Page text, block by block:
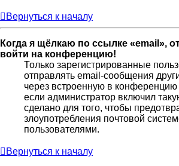
Вернуться к началу
Когда я щёлкаю по ссылке «email»,
войти на конференцию!
Только зарегистрированные
отправлять email-сообщения
через встроенную в
если администратор включил
сделано для того, чтобы
злоупотребления почтовой
пользователями.
Вернуться к началу